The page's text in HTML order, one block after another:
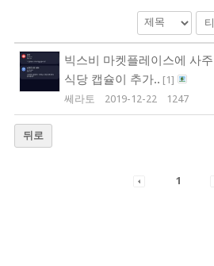
빅스비 마켓플레이스에 사
식당 캡슐이 추가.. [1]
쎄라토
2019-12-22 1247
뒤로
1